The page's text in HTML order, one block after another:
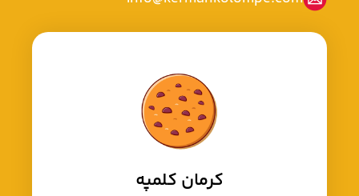
کرمان کلمپه